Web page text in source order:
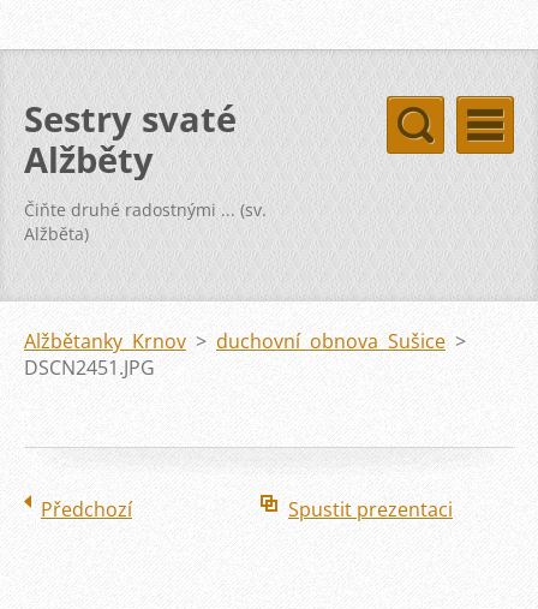
Sestry svaté
Alžběty
Čiňte druhé radostnými ... (sv.
Alžběta)
Alžbětanky Krnov > duchovní obnova Sušice >
DSCN2451.JPG
Předchozí Spustit prezentaci